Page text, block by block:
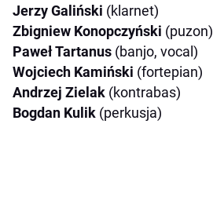
Jerzy Galiński (klarnet)
Zbigniew Konopczyński (puzon)
Paweł Tartanus (banjo, vocal)
Wojciech Kamiński (fortepian)
Andrzej Zielak (kontrabas)
Bogdan Kulik (perkusja)